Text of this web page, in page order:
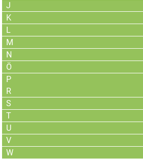
J
K
L
M
N
Ö
P
R
S
T
U
V
W